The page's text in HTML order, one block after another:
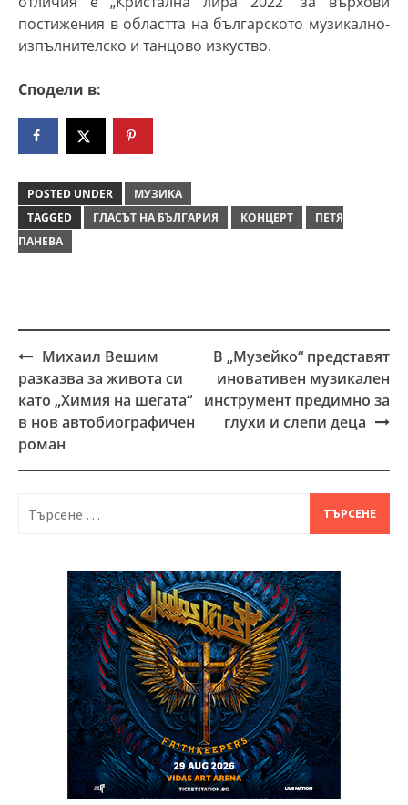
постижения в областта на българското музикално-
изпълнителско и танцово изкуство.
Сподели в:
POSTED UNDER
МУЗИКА
TAGGED
ГЛАСЪТ НА БЪЛГАРИЯ КОНЦЕРТ
ПЕТЯ
ПАНЕВА
Post
navigation
Михаил Вешим
разказва за живота си
като „Химия на шегата“
в нов автобиографичен
роман
В „Музейко“ представят
иновативен музикален
инструмент предимно за
глухи и слепи деца
за: